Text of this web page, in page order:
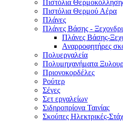
Πιστόλια
Πιστόλια Θερμού Αέρα
Πλάνες
Πλάνες Βάσης -
Πλάνες Βάσης-
Αναρροφητήρες
Πολυεργαλεία
Πολυμηχανήματα
Πριονοκορδέλες
Ρούτερ
Σέγες
Σετ εργαλείων
Σιδηροπρίονα Ταινίας
Σκούπες Ηλεκτρικές-